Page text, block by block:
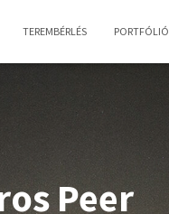
TEREMBÉRLÉS PORTFÓLIÓ
Peer